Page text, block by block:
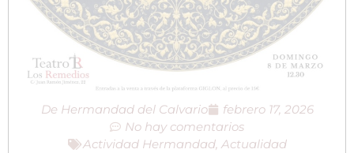
De Hermandad del Calvario
febrero 17, 2026
No hay comentarios
Actividad Hermandad, Actualidad